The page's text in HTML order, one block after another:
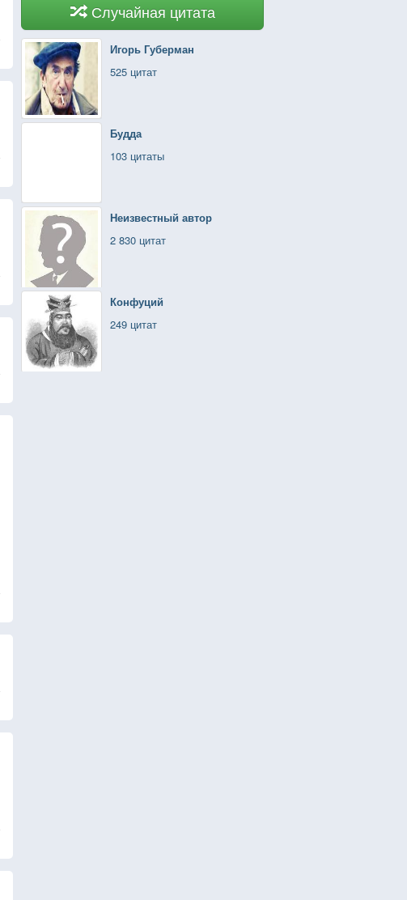
Случайная цитата
Игорь Губерман
525 цитат
Будда
103 цитаты
Неизвестный автор
2 830 цитат
Конфуций
249 цитат